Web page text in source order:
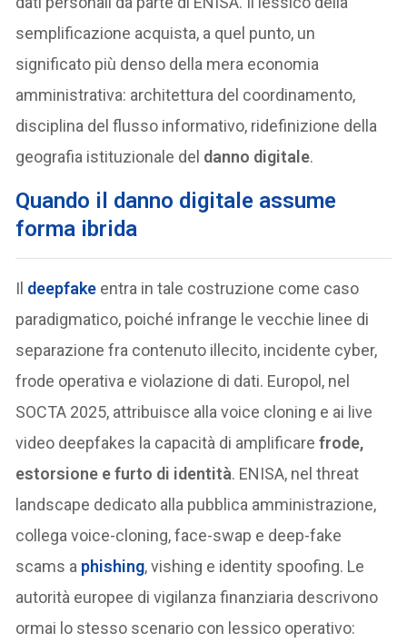
semplificazione acquista, a quel punto, un
significato più denso della mera economia
amministrativa: architettura del coordinamento,
disciplina del flusso informativo, ridefinizione della
geografia istituzionale del danno digitale.
Quando il danno digitale assume
forma ibrida
Il deepfake entra in tale costruzione come caso
paradigmatico, poiché infrange le vecchie linee di
separazione fra contenuto illecito, incidente cyber,
frode operativa e violazione di dati. Europol, nel
SOCTA 2025, attribuisce alla voice cloning e ai live
video deepfakes la capacità di amplificarefrode,
estorsione e furto di identità. ENISA, nel threat
landscape dedicato alla pubblica amministrazione,
collega voice-cloning, face-swap e deep-fake
scams a phishing, vishing e identity spoofing. Le
autorità europee di vigilanza finanziaria descrivono
ormai lo stesso scenario con lessico operativo: